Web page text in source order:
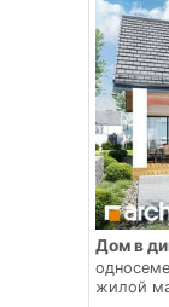
Дом в
жилой